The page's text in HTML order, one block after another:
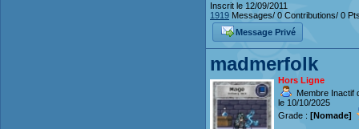
Inscrit le 12/09/2011
1919 Messages/ 0 Contributions/ 0
Message Privé
madmerfolk
Hors Ligne
Membre Inactif
le 10/10/2025
Grade : [Nomade]